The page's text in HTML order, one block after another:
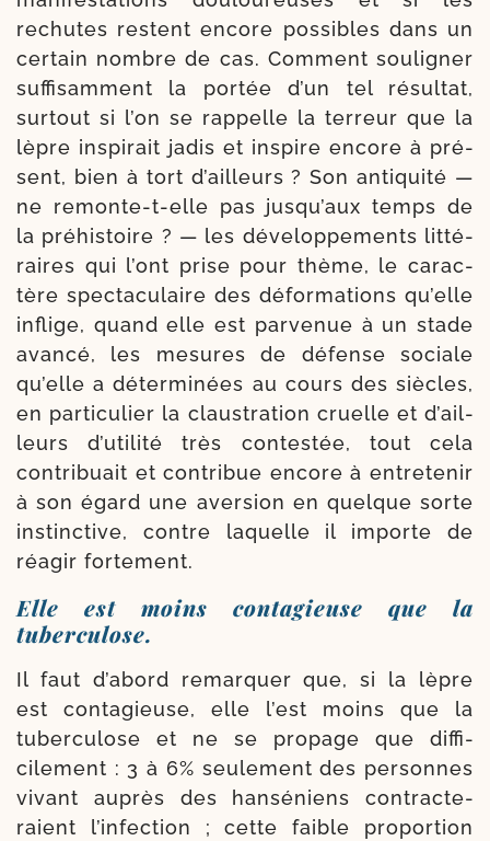
rechutes res­tent encore pos­sibles dans un
cer­tain nombre de cas. Comment sou­li­gner
suf­fisamment la por­tée d’un tel résul­tat,
sur­tout si l’on se rap­pelle la ter­reur que la
lèpre ins­pi­rait jadis et ins­pire encore à pré­
sent, bien à tort d’ailleurs ? Son anti­qui­té —
ne remonte-​t-​elle pas jus­qu’aux temps de
la pré­his­toire ? — les déve­lop­pe­ments litté­
raires qui l’ont prise pour thème, le carac­
tère spec­ta­cu­laire des défor­ma­tions qu’elle
inflige, quand elle est par­ve­nue à un stade
avan­cé, les mesures de défense sociale
qu’elle a déter­mi­nées au cours des siècles,
en par­ti­cu­lier la claus­tra­tion cruelle et d’ail­
leurs d’u­ti­li­té très contes­tée, tout cela
contri­buait et contri­bue encore à entre­te­nir
à son égard une aver­sion en quelque sorte
ins­tinc­tive, contre laquelle il importe de
réagir fortement.
Elle est moins contagieuse que la
tuberculose.
Il faut d’a­bord remar­quer que, si la lèpre
est conta­gieuse, elle l’est moins que la
tuber­cu­lose et ne se pro­page que diffi­
cilement : 3 à 6% seule­ment des per­sonnes
vivant auprès des han­sé­niens contrac­te­
raient l’in­fec­tion ; cette faible pro­por­tion